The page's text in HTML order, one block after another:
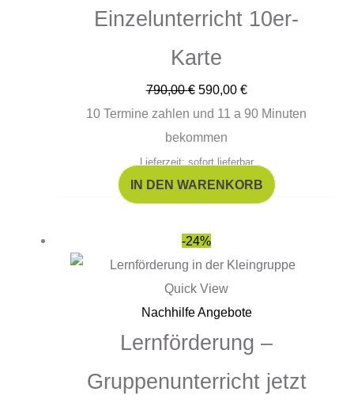
Einzelunterricht 10er-
Karte
790,00€ 590,00 €
10 Termine zahlen und 11 a 90 Minuten
bekommen
Lieferzeit: sofort lieferbar
IN DEN WARENKORB
-24%
Quick View
Nachhilfe Angebote
Lernförderung –
Gruppenunterricht jetzt
Ursprünglicher
Preis
war:
59,00 €
Preis
45,00 €.